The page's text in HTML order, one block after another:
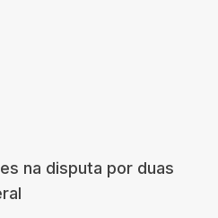
na disputa por duas